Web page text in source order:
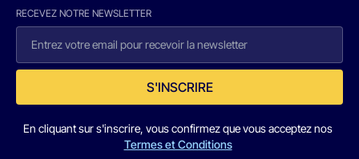
RECEVEZ NOTRE NEWSLETTER
S'INSCRIRE
En cliquant sur s'inscrire, vous confirmez que vous acceptez nos
Termes et Conditions